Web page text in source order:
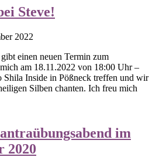
Steve!
2022
einen neuen Termin zum
am 18.11.2022 von 18:00 Uhr –
Shila Inside in Pößneck treffen und wir
Silben chanten. Ich freu mich
im
2020